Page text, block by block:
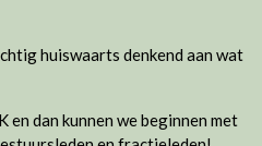
huiswaarts denkend aan wat
dan kunnen we beginnen met